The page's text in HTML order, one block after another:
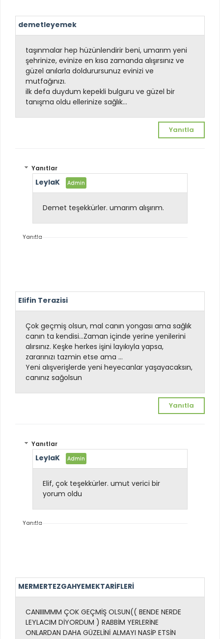
demetleyemek
taşınmalar hep hüzünlendirir beni, umarım yeni
şehrinize, evinize en kısa zamanda alışırsınız ve
güzel anılarla doldurursunuz evinizi ve
mutfağınızı.
ilk defa duydum kepekli bulguru ve güzel bir
tanışma oldu ellerinize sağlık...
Yanıtla
Yanıtlar
LeylaK
Demet teşekkürler. umarım alışırım.
Yanıtla
Elifin Terazisi
Çok geçmiş olsun, mal canın yongası ama sağlık
canın ta kendisi...Zaman içinde yerine yenilerini
alırsınız. Keşke herkes işini layıkıyla yapsa,
zararınızı tazmin etse ama ...
Yeni alışverişlerde yeni heyecanlar yaşayacaksın,
canınız sağolsun
Yanıtla
Yanıtlar
LeylaK
Elif, çok teşekkürler. umut verici bir
yorum oldu
Yanıtla
MERMERTEZGAHYEMEKTARİFLERİ
CANIIIMMM ÇOK GEÇMİŞ OLSUN(( BENDE NERDE
LEYLACIM DİYORDUM ) RABBİM YERLERİNE
ONLARDAN DAHA GÜZELİNİ ALMAYI NASİP ETSİN